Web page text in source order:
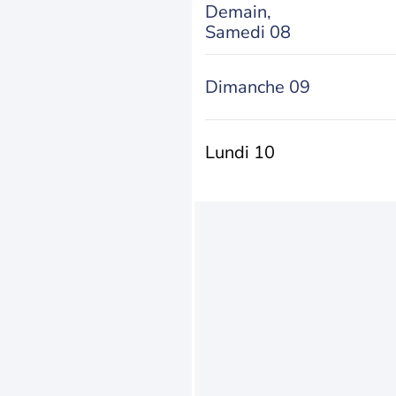
Demain,
Samedi 08
Dimanche 09
Lundi 10